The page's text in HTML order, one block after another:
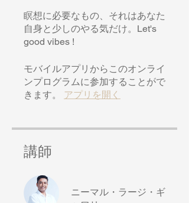
瞑想に必要なもの、それはあなた
自身と少しのやる気だけ。Let's
good vibes !
モバイルアプリからこのオンライ
ンプログラムに参加することがで
きます。
アプリを開く
講師
ニーマル・ラージ・ギ